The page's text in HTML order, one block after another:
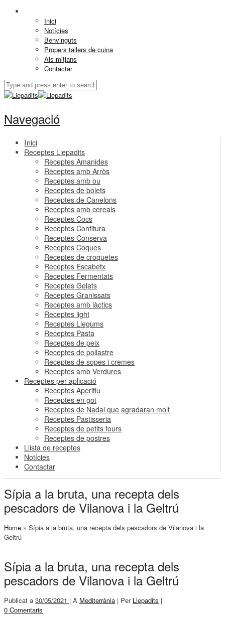
Inici
Notícies
Benvinguts
Propers tallers de cuina
Als mitjans
Contactar
Navegació
Inici
Receptes Llepadits
Receptes Amanides
Receptes amb Arròs
Receptes amb ou
Receptes de bolets
Receptes de Canelons
Receptes amb cereals
Receptes Cocs
Receptes Confitura
Receptes Conserva
Receptes Coques
Receptes de croquetes
Receptes Escabetx
Receptes Fermentats
Receptes Gelats
Receptes Granissats
Receptes amb làctics
Receptes light
Receptes Llegums
Receptes Pasta
Receptes de peix
Receptes de pollastre
Receptes de sopes i cremes
Receptes amb Verdures
Receptes per aplicació
Receptes Aperitiu
Receptes en got
Receptes de Nadal que agradaran molt
Receptes Pastisseria
Receptes de petits fours
Receptes de postres
Llista de receptes
Notícies
Contactar
Sípia a la bruta, una recepta dels
pescadors de Vilanova i la Geltrú
Home » Sípia a la bruta, una recepta dels pescadors de Vilanova i la
Geltrú
Sípia a la bruta, una recepta dels
pescadors de Vilanova i la Geltrú
Publicat a 30/05/2021 | A Mediterrània | Per Llepadits |
0 Comentaris